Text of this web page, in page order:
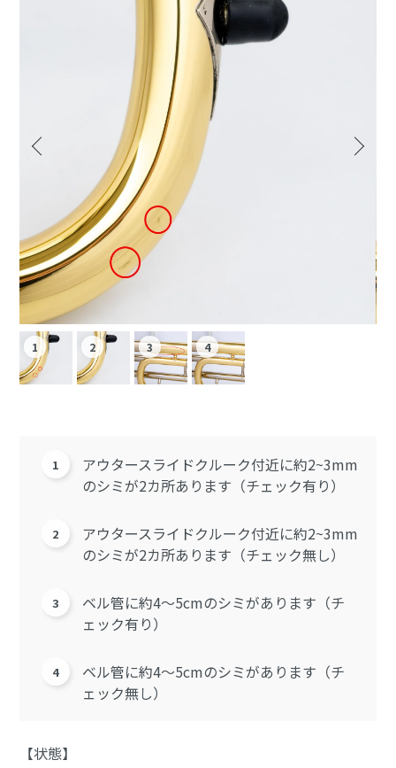
アウタースライドクルーク付近に約2~3mm
のシミが2カ所あります（チェック有り）
アウタースライドクルーク付近に約2~3mm
のシミが2カ所あります（チェック無し）
ベル管に約4～5cmのシミがあります（チ
ェック有り）
ベル管に約4～5cmのシミがあります（チ
ェック無し）
【状態】